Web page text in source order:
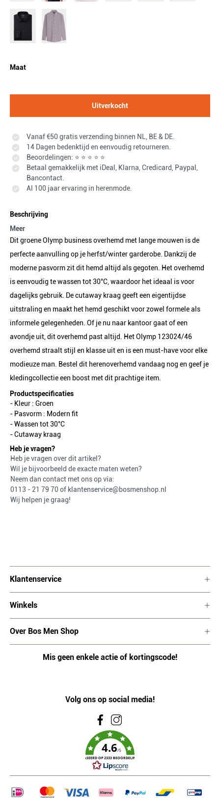
Maat
Uitverkocht
Vanaf €50 gratis verzending binnen NL, BE & DE.
14 Dagen bedenktijd en eenvoudig retourneren.
Beoordelingen: ⭐ ⭐ ⭐ ⭐ ⭐
Betaal gemakkelijk met iDeal, Klarna, Credicard, Paypal,
Bancontact.
Al 100 jaar ervaring in herenmode.
Beschrijving
Meer
Dit groene Olymp business overhemd met lange mouwen is de
perfecte aanvulling op je herfst/winter garderobe. Dankzij de
moderne pasvorm zit dit hemd altijd als gegoten. Het overhemd
is eenvoudig te wassen tot 30°C, waardoor het ideaal is voor
dagelijks gebruik. De cutaway kraag geeft een eigentijdse
uitstraling en maakt het hemd geschikt voor zowel formele als
informele gelegenheden. Of je nu naar kantoor gaat of een
avondje uit, dit overhemd past altijd. Het Olymp 123024/46
overhemd straalt stijl en klasse uit en is een must-have voor elke
modieuze man. Bestel dit herenoverhemd vandaag nog en geef je
kledingcollectie een boost met dit prachtige item.
Productspecificaties
- Kleur : Groen
- Pasvorm : Modern fit
- Wassen tot 30°C
- Cutaway kraag
Heb je vragen?
Heb je vragen over dit artikel?
Wil je bijvoorbeeld de exacte maten weten?
Neem dan contact met ons op via:
0113 - 21 79 70 of klantenservice@bosmenshop.nl
Wij helpen je graag!
Klantenservice
Winkels
Over Bos Men Shop
Mis geen enkele actie of kortingscode!
Volg ons op social media!
4.6/5
GEBASEERD OP 2333 BEOORDELINGEN